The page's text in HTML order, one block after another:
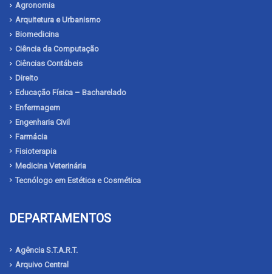
Agronomia
Arquitetura e Urbanismo
Biomedicina
Ciência da Computação
Ciências Contábeis
Direito
Educação Física – Bacharelado
Enfermagem
Engenharia Civil
Farmácia
Fisioterapia
Medicina Veterinária
Tecnólogo em Estética e Cosmética
DEPARTAMENTOS
Agência S.T.A.R.T.
Arquivo Central